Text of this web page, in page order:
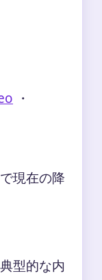
・
現在の降
型的な内